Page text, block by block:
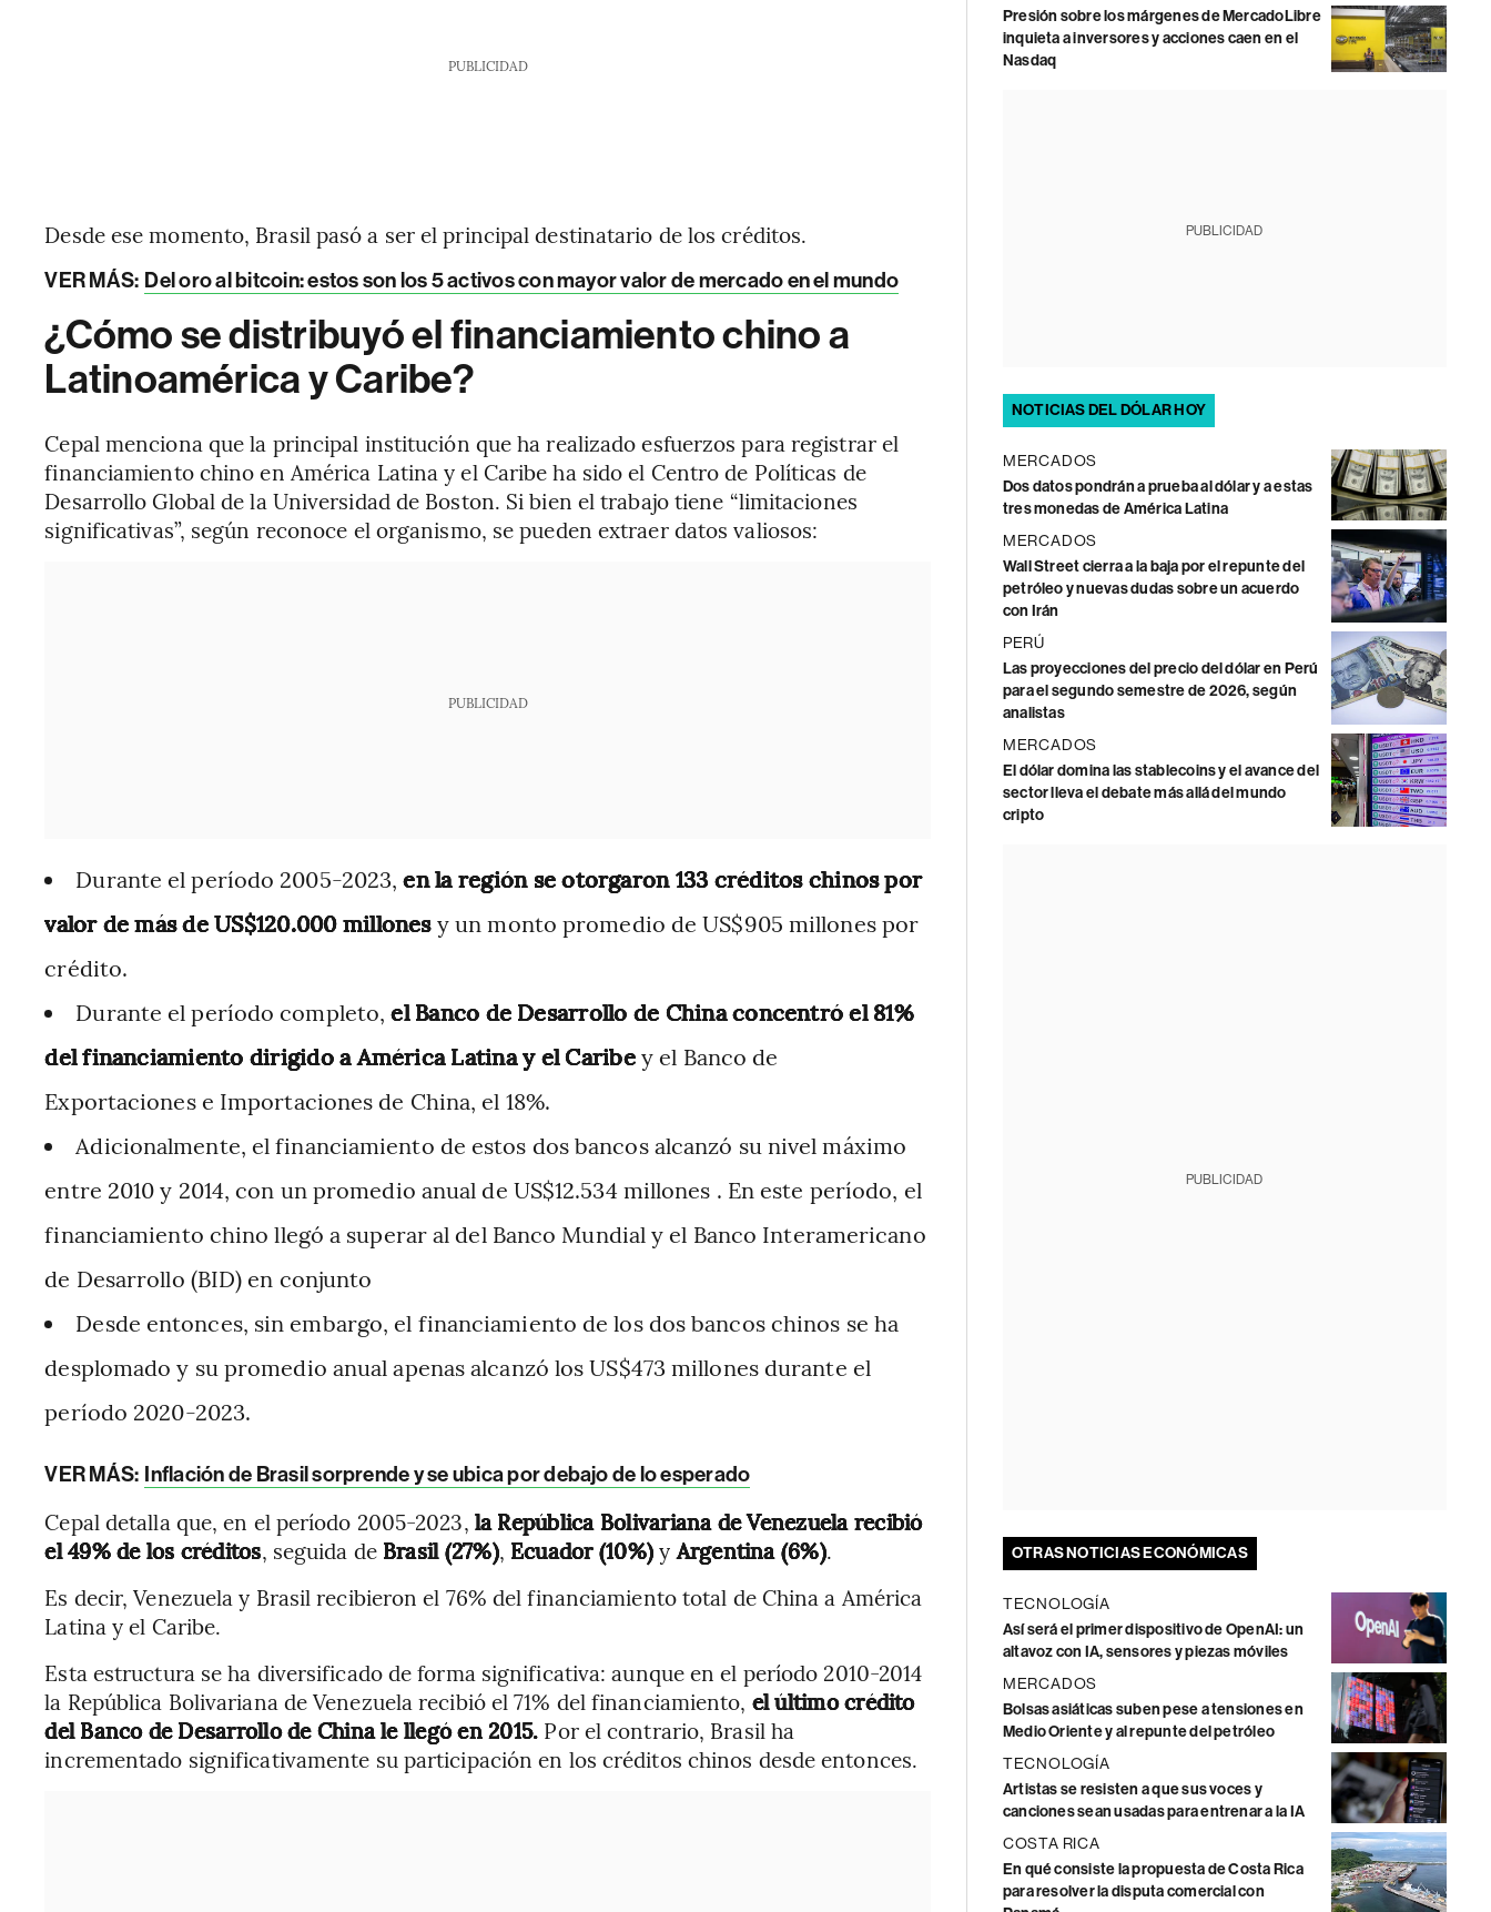
PUBLICIDAD
Desde ese momento, Brasil pasó a ser el principal destinatario de los créditos.
VER MÁS: Del oro al bitcoin: estos son los 5 activos con mayor valor de mercado en el mundo
¿Cómo se distribuyó el financiamiento chino a
Latinoamérica y Caribe?
Cepal menciona que la principal institución que ha realizado esfuerzos para registrar el
financiamiento chino en América Latina y el Caribe ha sido el Centro de Políticas de
Desarrollo Global de la Universidad de Boston. Si bien el trabajo tiene “limitaciones
significativas”, según reconoce el organismo, se pueden extraer datos valiosos:
PUBLICIDAD
Durante el período 2005-2023, en la región se otorgaron 133 créditos chinos por
valor de más de US$120.000 millonesy un monto promedio de US$905 millones por
crédito.
Durante el período completo, el Banco de Desarrollo de China concentró el 81%
del financiamiento dirigido a América Latina y el Caribey el Banco de
Exportaciones e Importaciones de China, el 18%.
Adicionalmente, el financiamiento de estos dos bancos alcanzó su nivel máximo
entre 2010 y 2014, con un promedio anual de US$12.534 millones . En este período, el
financiamiento chino llegó a superar al del Banco Mundial y el Banco Interamericano
de Desarrollo (BID) en conjunto
Desde entonces, sin embargo, el financiamiento de los dos bancos chinos se ha
desplomado y su promedio anual apenas alcanzó los US$473 millones durante el
período 2020-2023.
VER MÁS: Inflación de Brasil sorprende y se ubica por debajo de lo esperado
Cepal detalla que, en el período 2005-2023, la República Bolivariana de Venezuela recibió
el 49% de los créditos, seguida de Brasil (27%), Ecuador (10%)yArgentina (6%).
Es decir, Venezuela y Brasil recibieron el 76% del financiamiento total de China a América
Latina y el Caribe.
Esta estructura se ha diversificado de forma significativa: aunque en el período 2010-2014
la República Bolivariana de Venezuela recibió el 71% del financiamiento, el último crédito
del Banco de Desarrollo de China le llegó en 2015. Por el contrario, Brasil ha
incrementado significativamente su participación en los créditos chinos desde entonces.
Presión sobre los márgenes de MercadoLibre
inquieta a inversores y acciones caen en el
Nasdaq
PUBLICIDAD
NOTICIAS DEL DÓLAR HOY
MERCADOS
Dos datos pondrán a prueba al dólar y a estas
tres monedas de América Latina
MERCADOS
Wall Street cierra a la baja por el repunte del
petróleo y nuevas dudas sobre un acuerdo
con Irán
PERÚ
Las proyecciones del precio del dólar en Perú
para el segundo semestre de 2026, según
analistas
MERCADOS
El dólar domina las stablecoins y el avance del
sector lleva el debate más allá del mundo
cripto
PUBLICIDAD
OTRAS NOTICIAS ECONÓMICAS
TECNOLOGÍA
Así será el primer dispositivo de OpenAI: un
altavoz con IA, sensores y piezas móviles
MERCADOS
Bolsas asiáticas suben pese a tensiones en
Medio Oriente y al repunte del petróleo
TECNOLOGÍA
Artistas se resisten a que sus voces y
canciones sean usadas para entrenar a la IA
COSTA RICA
En qué consiste la propuesta de Costa Rica
para resolver la disputa comercial con